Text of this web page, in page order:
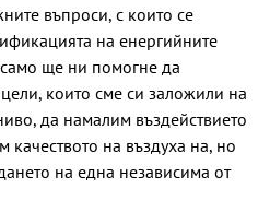
въпроси, с които се
на енергийните
ще ни помогне да
които сме си заложили на
да намалим въздействието
на въздуха на, но
на една независима от